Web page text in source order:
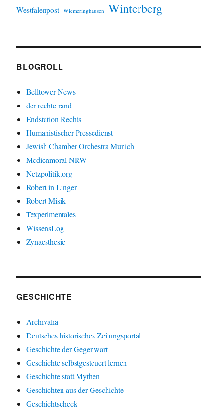
Westfalenpost Wiemeringhausen Winterberg
BLOGROLL
Belltower News
der rechte rand
Endstation Rechts
Humanistischer Pressedienst
Jewish Chamber Orchestra Munich
Medienmoral NRW
Netzpolitik.org
Robert in Lingen
Robert Misik
Texperimentales
WissensLog
Zynaesthesie
GESCHICHTE
Archivalia
Deutsches historisches Zeitungsportal
Geschichte der Gegenwart
Geschichte selbstgesteuert lernen
Geschichte statt Mythen
Geschichten aus der Geschichte
Geschichtscheck